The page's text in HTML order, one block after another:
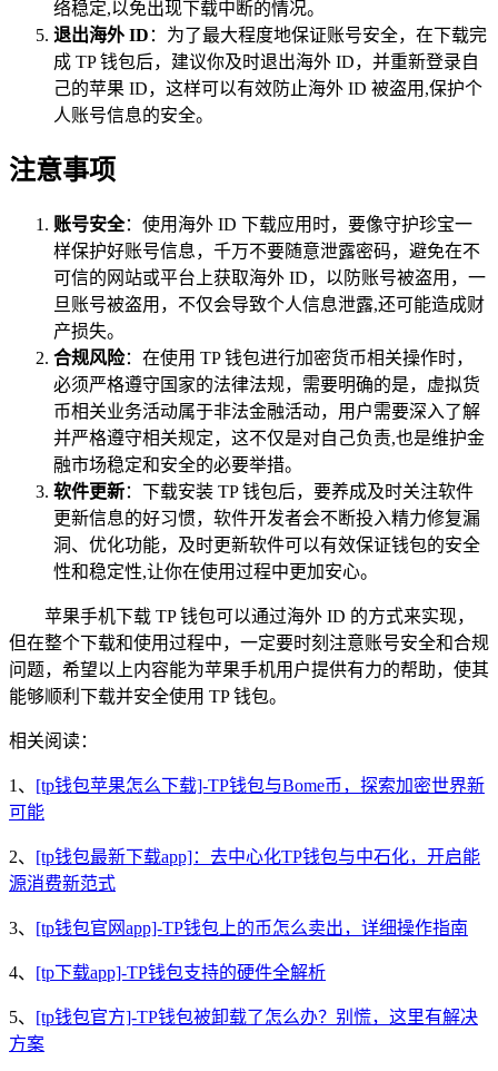
络稳定,以免出现下载中断的情况。
退出海外 ID ：为了最大程度地保证账号安全，在下载完
成 TP 钱包后，建议你及时退出海外 ID，并重新登录自
己的苹果 ID，这样可以有效防止海外 ID 被盗用,保护个
人账号信息的安全。
注意事项
账号安全：使用海外 ID 下载应用时，要像守护珍宝一
样保护好账号信息，千万不要随意泄露密码，避免在不
可信的网站或平台上获取海外 ID，以防账号被盗用，一
旦账号被盗用，不仅会导致个人信息泄露,还可能造成财
产损失。
合规风险：在使用 TP 钱包进行加密货币相关操作时，
必须严格遵守国家的法律法规，需要明确的是，虚拟货
币相关业务活动属于非法金融活动，用户需要深入了解
并严格遵守相关规定，这不仅是对自己负责,也是维护金
融市场稳定和安全的必要举措。
软件更新：下载安装 TP 钱包后，要养成及时关注软件
更新信息的好习惯，软件开发者会不断投入精力修复漏
洞、优化功能，及时更新软件可以有效保证钱包的安全
性和稳定性,让你在使用过程中更加安心。
苹果手机下载 TP 钱包可以通过海外 ID 的方式来实现，
但在整个下载和使用过程中，一定要时刻注意账号安全和合规
问题，希望以上内容能为苹果手机用户提供有力的帮助，使其
能够顺利下载并安全使用 TP 钱包。
相关阅读：
1、 [tp钱包苹果怎么下载]-TP钱包与Bome币，探索加密世界新
可能
2、 [tp钱包最新下载app]：去中心化TP钱包与中石化，开启能
源消费新范式
3、 [tp钱包官网app]-TP钱包上的币怎么卖出，详细操作指南
4、 [tp下载app]-TP钱包支持的硬件全解析
5、 [tp钱包官方]-TP钱包被卸载了怎么办？别慌，这里有解决
方案